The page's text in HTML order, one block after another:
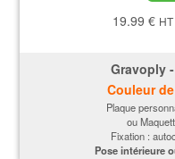
19.99 € HT
Gravoply
Couleur
Plaque
ou
Fixation :
Pose intérieure